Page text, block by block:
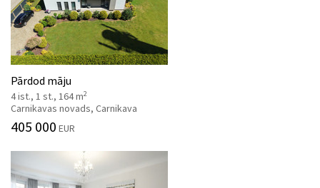
Pārdod māju
4 ist., 1 st., 164 m2
Carnikavas novads, Carnikava
405 000 EUR